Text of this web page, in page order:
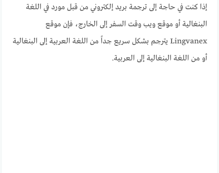
إذا كنت في حاجة إلى ترجمة بريد إلكتروني من قبل مورد في اللغة
البنغالية أو موقع ويب وقت السفر إلى الخارج، فإن موقع
Lingvanex يترجم بشكل سريع جداً من اللغة العربية إلى البنغالية
أو من اللغة البنغالية إلى العربية.